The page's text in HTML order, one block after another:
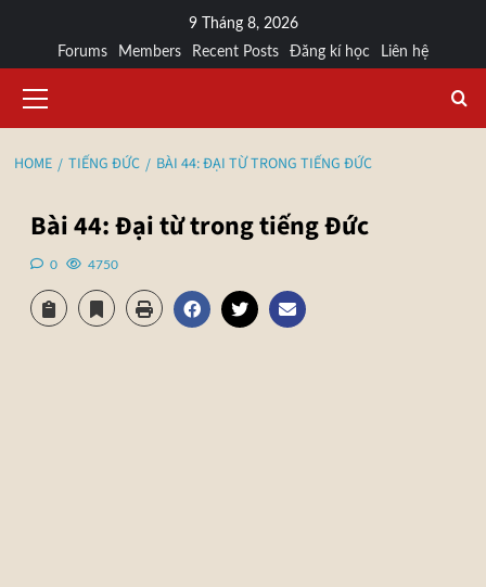
9 Tháng 8, 2026
Forums
Members Recent Posts Đăng kí học Liên hệ
HOME TIẾNG ĐỨC BÀI 44: ĐẠI TỪ TRONG TIẾNG ĐỨC
Bài 44: Đại từ trong tiếng Đức
0 4750